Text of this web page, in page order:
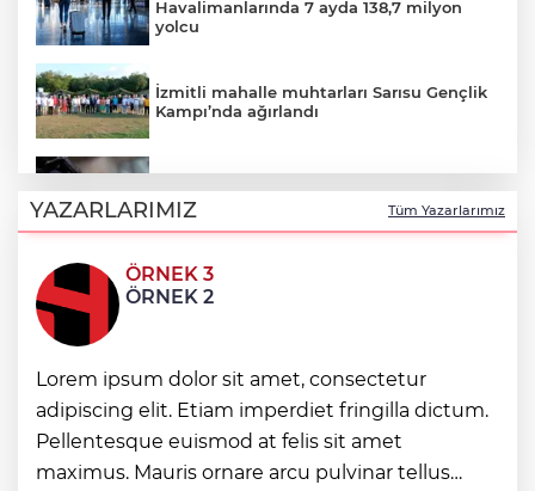
Havalimanlarında 7 ayda 138,7 milyon
yolcu
İzmitli mahalle muhtarları Sarısu Gençlik
Kampı’nda ağırlandı
Artvin’de aranan 68 kişi yakalandı
Bursa İznik 'MobilFest'in üçüncü durağı
oldu
Aydın Kuyucak’ta ulaşım yatırımı
Başkan Genç’ten Madur Dağı’nda 14
kilometrelik asfalt müjdesi
YAZARLARIMIZ Tüm Yazarlarımız
ÖRNEK 3
ÖRNEK 2
Lorem ipsum dolor sit amet, consectetur
adipiscing elit. Etiam imperdiet fringilla dictum.
Pellentesque euismod at felis sit amet
maximus. Mauris ornare arcu pulvinar tellus